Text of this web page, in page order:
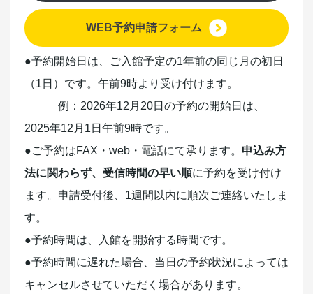
WEB予約申請フォーム
●予約開始日は、ご入館予定の1年前の同じ月の初日
（1日）です。午前9時より受け付けます。
例：2026年12月20日の予約の開始日は、
2025年12月1日午前9時です。
●ご予約はFAX・web・電話にて承ります。 申込み方
法に関わらず、受信時間の早い順に予約を受け付け
ます。申請受付後、1週間以内に順次ご連絡いたしま
す。
●予約時間は、入館を開始する時間です。
●予約時間に遅れた場合、当日の予約状況によっては
キャンセルさせていただく場合があります。